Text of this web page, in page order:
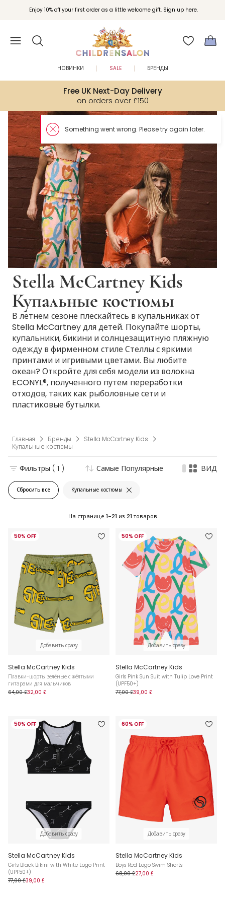
Enjoy 10% off your first order as a little welcome gift. Sign up here.
Free UK Next-Day Delivery
on orders over £150
НОВИНКИ SALE БРЕНДЫ
Stella McCartney Kids
Купальные костюмы
В летнем сезоне плескайтесь в купальниках от
Stella McCartney для детей. Покупайте шорты,
купальники, бикини и солнцезащитную пляжную
одежду в фирменном стиле Стеллы с яркими
принтами и игривыми цветами. Вы любите
океан? Откройте для себя модели из волокна
ECONYL®, полученного путем переработки
отходов, таких как рыболовные сети и
пластиковые бутылки.
Главная Бренды
Stella McCartney Kids
Купальные костюмы
Сбросить все Купальные костюмы
Фильтры ( 1 ) Самые Популярные ВИД
На странице 1-21 из 21 товаров
50% OFF
Добавить сразу
Stella McCartney Kids
Плавки-шорты зелёные с жёлтыми
гитарами для мальчиков
64,00 £32,00 £
50% OFF
Добавить сразу
Stella McCartney Kids
Girls Pink Sun Suit with Tulip Love Print
(UPF50+)
77,00 £39,00 £
50% OFF
Добавить сразу
Stella McCartney Kids
Girls Black Bikini with White Logo Print
(UPF50+)
77,00 £39,00 £
60% OFF
Добавить сразу
Stella McCartney Kids
Boys Red Logo Swim Shorts
68,00 £27,00 £